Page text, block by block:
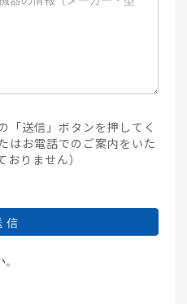
「送信」ボタンを押してく
はお電話でのご案内をいた
りません）
信